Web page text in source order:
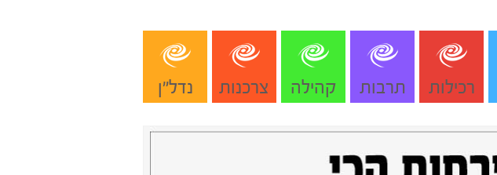
רכילות תרבות קהילה צרכנות נדל"ן